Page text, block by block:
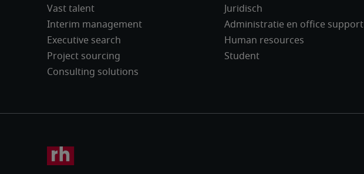
Vast talent
Interim management
Executive search
Project sourcing
Consulting solutions
Juridisch
Administratie en office support
Human resources
Student